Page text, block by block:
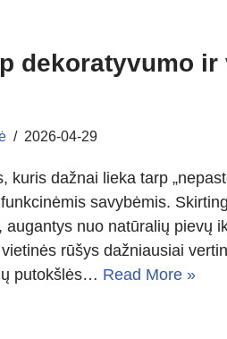
dekoratyvumo
2026-04-29
kuris dažnai lieka tarp
savybėmis.
augantys nuo natūralių pievų
rūšys dažniausiai
putokšlės… Read More »